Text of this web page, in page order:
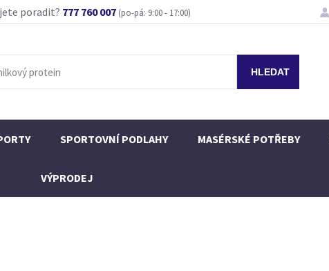
poradit? 777 760 007 (po-pá: 9:00 - 17:00)
SPORTOVNÍ PODLAHY MASÉRSKÉ POTŘEBY
VÝPRODEJ